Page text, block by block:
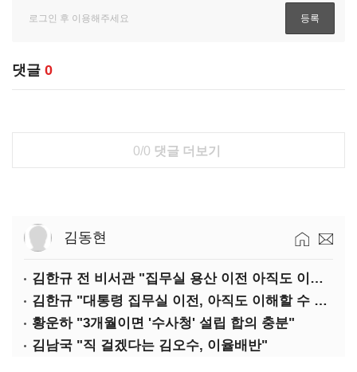
댓글 0
0/0 댓글 더보기
김동현
김한규 전 비서관 "집무실 용산 이전 아직도 이해 못 해…독단 우려"
김한규 "대통령 집무실 이전, 아직도 이해할 수 없는 결정"
황운하 "3개월이면 '수사청' 설립 합의 충분"
김남국 "직 걸겠다는 김오수, 이율배반"